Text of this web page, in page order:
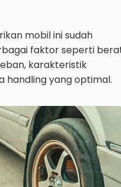
mobil ini sudah
faktor seperti
karakteristik
handling yang optimal.